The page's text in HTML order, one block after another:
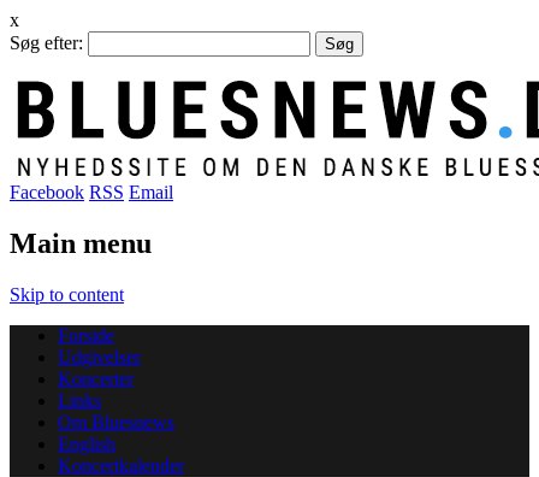
x
Søg efter:
Facebook RSS Email
Main menu
Skip to content
Forside
Udgivelser
Koncerter
Links
Om Bluesnews
English
Koncertkalender